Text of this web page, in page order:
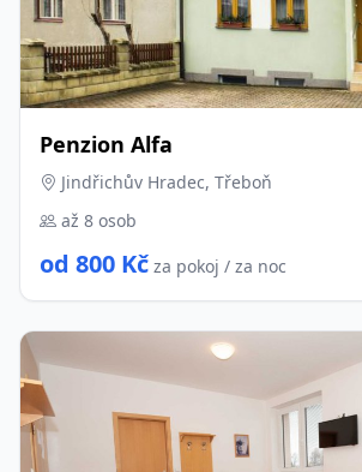
Penzion Alfa
Jindřichův Hradec, Třeboň
až 8 osob
od 800 Kč za pokoj / za noc